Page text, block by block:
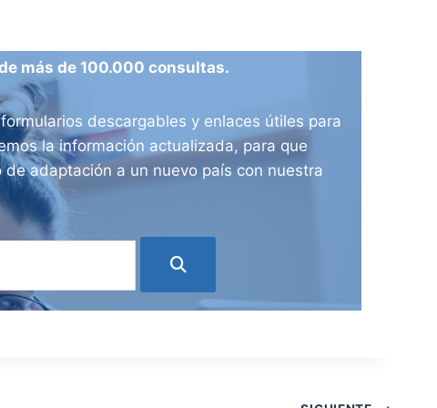
más de 100.000 consultas.
descargables y enlaces útiles para
la información actualizada, para que
adaptación a un nuevo país con nuestra